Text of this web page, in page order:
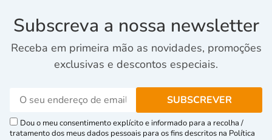
Subscreva a nossa newsletter
Receba em primeira mão as novidades, promoções
exclusivas e descontos especiais.
Dou o meu consentimento explícito e informado para a recolha /
tratamento dos meus dados pessoais para os fins descritos na Política